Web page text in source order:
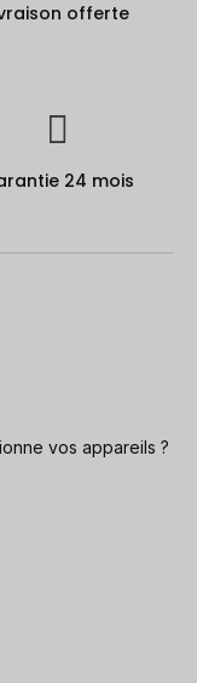
offerte
24 mois
vos appareils ?